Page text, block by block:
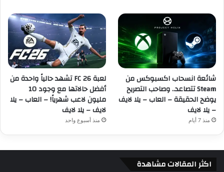
شائعة انسحاب اكسبوكس من
Steam تتصاعد.. وصاحب التصريح
يوضح الحقيقة – العاب – يلا لايف
– يلا لايف
منذ 7 أيام
لعبة FC 26 تشهد حالياً واحدة من
أفضل حالاتها مع وجود 10
مليون لاعب شهرياً! – العاب – يلا
لايف – يلا لايف
منذ أسبوع واحد
اكثر المقالات مشاهدة